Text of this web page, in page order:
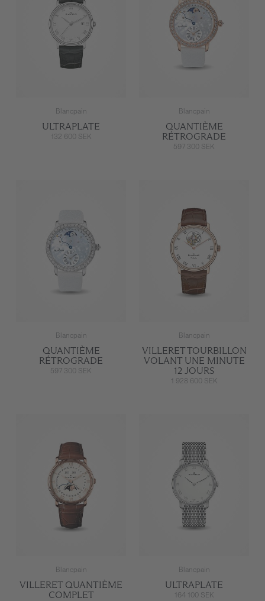
Blancpain
ULTRAPLATE
132 600 SEK
Blancpain
QUANTIÈME
RÉTROGRADE
597 300 SEK
Blancpain
QUANTIÈME
RÉTROGRADE
597 300 SEK
Blancpain
VILLERET TOURBILLON
VOLANT UNE MINUTE
12 JOURS
1 928 600 SEK
Blancpain
VILLERET QUANTIÈME
COMPLET
Blancpain
ULTRAPLATE
164 100 SEK